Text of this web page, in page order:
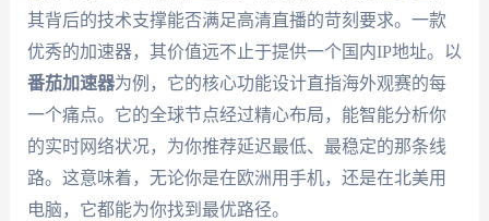
其背后的技术支撑能否满足高清直播的苛刻要求。一款
优秀的加速器，其价值远不止于提供一个国内IP地址。以
番茄加速器为例，它的核心功能设计直指海外观赛的每
一个痛点。它的全球节点经过精心布局，能智能分析你
的实时网络状况，为你推荐延迟最低、最稳定的那条线
路。这意味着，无论你是在欧洲用手机，还是在北美用
电脑，它都能为你找到最优路径。